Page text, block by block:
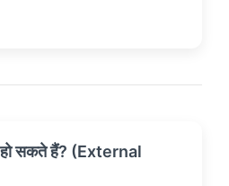
सकते हैं? (External